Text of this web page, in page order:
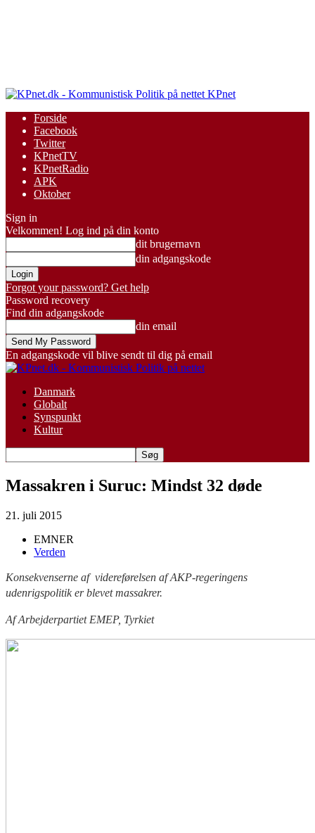
KPnet
Forside
Facebook
Twitter
KPnetTV
KPnetRadio
APK
Oktober
Sign in
Velkommen! Log ind på din konto
dit brugernavn
din adgangskode
Forgot your password? Get help
Password recovery
Find din adgangskode
din email
En adgangskode vil blive sendt til dig på email
Danmark
Globalt
Synspunkt
Kultur
Massakren i Suruc: Mindst 32 døde
21. juli 2015
EMNER
Verden
Konsekvenserne af videreførelsen af AKP-regeringens
udenrigspolitik er blevet massakrer.
Af Arbejderpartiet EMEP, Tyrkiet